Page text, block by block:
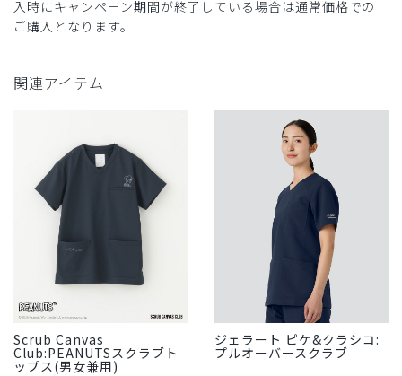
入時にキャンペーン期間が終了している場合は通常価格での
ご購入となります。
関連アイテム
Scrub Canvas
Club:PEANUTSスクラブト
ップス(男女兼用)
ジェラート ピケ&クラシコ:
プルオーバースクラブ